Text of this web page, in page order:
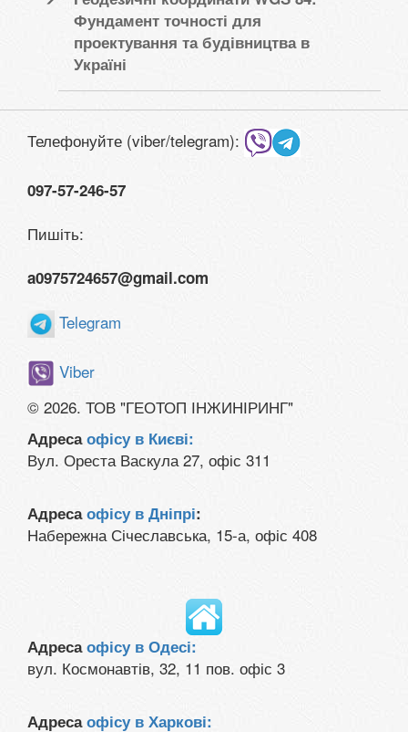
Фундамент точності для
проектування та будівництва в
Україні
Телефонуйте (viber/telegram):
097-57-246-57
Пишіть:
a0975724657@gmail.com
Telegram
Viber
© 2026. ТОВ "ГЕОТОП ІНЖИНІРИНГ"
Адресаофісу в Києві:
Вул. Ореста Васкула 27, офіс 311
Адресаофісу в Дніпрі:
Набережна Січеславська, 15-а, офіс 408
Адресаофісу в Одесі:
вул. Космонавтів, 32, 11 пов. офіс 3
Адресаофісу в Харкові: